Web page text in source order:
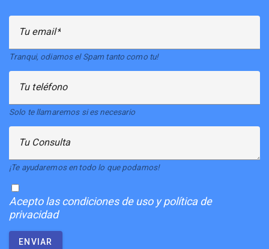
Tu email
Tranqui, odiamos el Spam tanto como tu!
Tu teléfono
Solo te llamaremos si es necesario
Tu Consulta
¡Te ayudaremos en todo lo que podamos!
Aceptolas condiciones de uso y política de
privacidad
ENVIAR